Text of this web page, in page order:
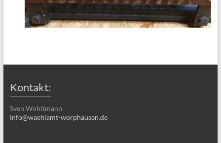
Kontakt:
Sven Wohltmann
info@waehlamt-worphausen.de